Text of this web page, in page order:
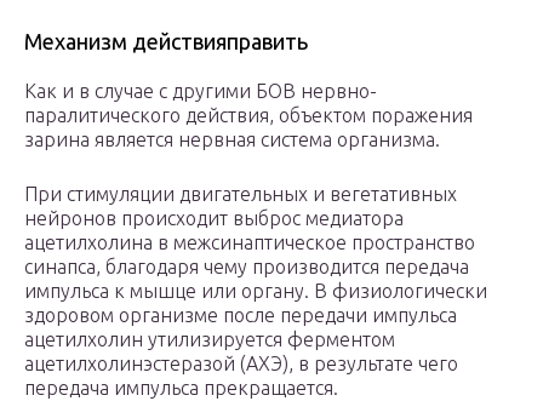
Механизм действияправить
Как и в случае с другими БОВ нервно-
паралитического действия, объектом поражения
зарина является нервная система организма.
При стимуляции двигательных и вегетативных
нейронов происходит выброс медиатора
ацетилхолина в межсинаптическое пространство
синапса, благодаря чему производится передача
импульса к мышце или органу. В физиологически
здоровом организме после передачи импульса
ацетилхолин утилизируется ферментом
ацетилхолинэстеразой (АХЭ), в результате чего
передача импульса прекращается.